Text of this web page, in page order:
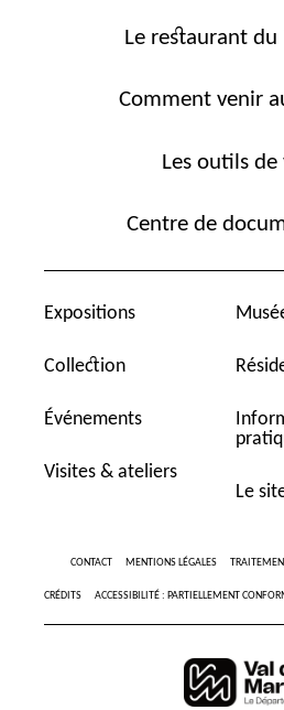
Le restaurant du
Comment venir
Les outils
Centre de
Expositions
Collection
Événements
Visites & ateliers
Le
CONTACT MENTIONS LÉGALES
CRÉDITS ACCESSIBILITÉ : PARTIELLEMENT